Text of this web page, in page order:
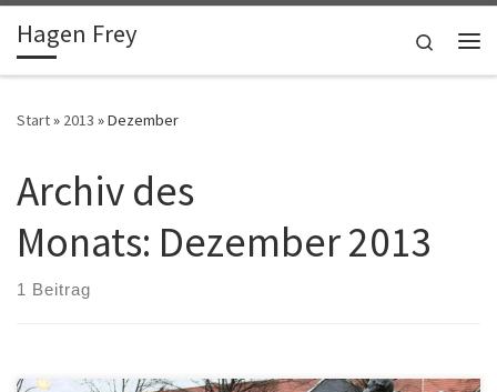
Zum Inhalt springen
Hagen Frey
Search
Start» 2013 »Dezember
Archiv des
Monats: Dezember 2013
1 Beitrag